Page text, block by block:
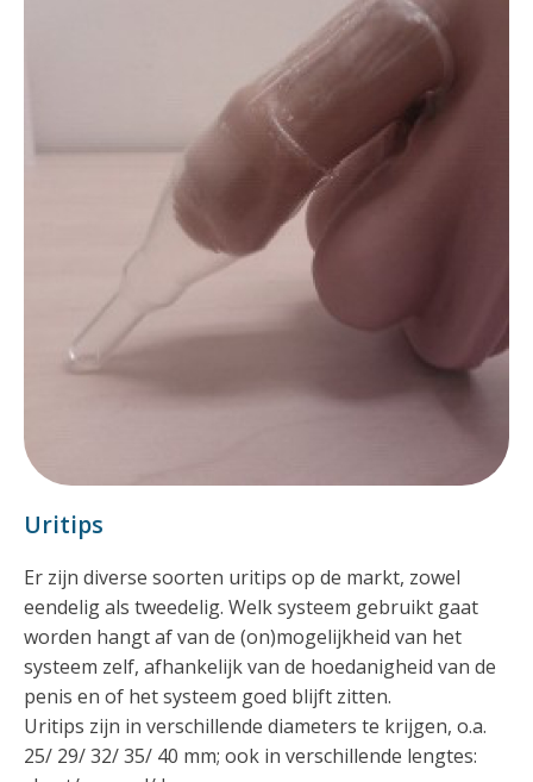
Uritips
Er zijn diverse soorten uritips op de markt, zowel
eendelig als tweedelig. Welk systeem gebruikt gaat
worden hangt af van de (on)mogelijkheid van het
systeem zelf, afhankelijk van de hoedanigheid van de
penis en of het systeem goed blijft zitten.
Uritips zijn in verschillende diameters te krijgen, o.a.
25/ 29/ 32/ 35/ 40 mm; ook in verschillende lengtes: